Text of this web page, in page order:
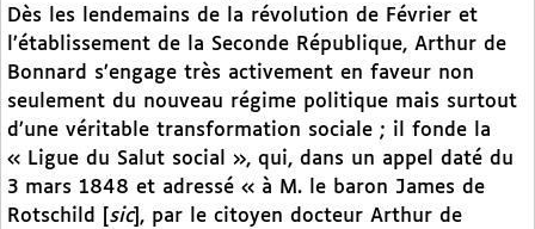
Dès les lendemains de la révolution de Février et
l’établissement de la Seconde République, Arthur de
Bonnard s’engage très activement en faveur non
seulement du nouveau régime politique mais surtout
d’une véritable transformation sociale ; il fonde la
« Ligue du Salut social », qui, dans un appel daté du
3 mars 1848 et adressé « à M. le baron James de
Rotschild [ sic], par le citoyen docteur Arthur de